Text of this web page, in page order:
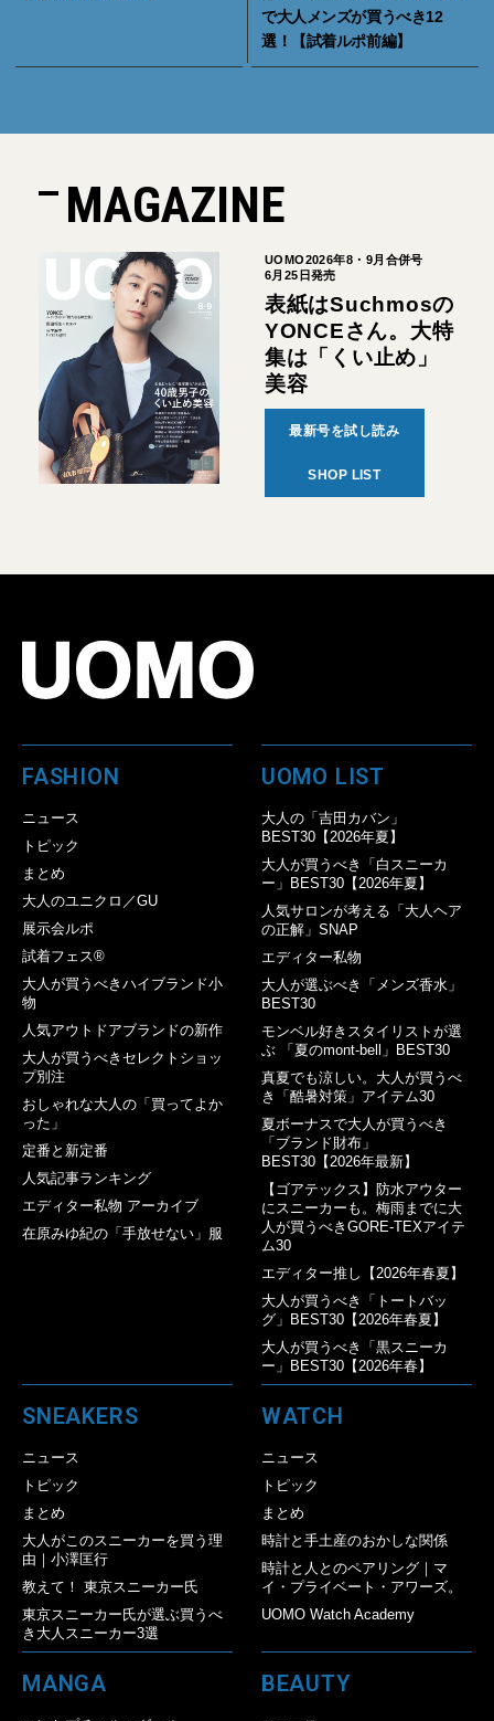
で大人メンズが買うべき12
選！【試着ルポ前編】
MAGAZINE
UOMO2026年8・9月合併号
6月25日発売
表紙はSuchmosの
YONCEさん。大特
集は「くい止め」
美容
最新号を試し読み
SHOP LIST
FASHION
ニュース
トピック
まとめ
大人のユニクロ／GU
展示会ルポ
試着フェス®︎
大人が買うべきハイブランド小
物
人気アウトドアブランドの新作
大人が買うべきセレクトショッ
プ別注
おしゃれな大人の「買ってよか
った」
定番と新定番
人気記事ランキング
エディター私物 アーカイブ
在原みゆ紀の「手放せない」服
UOMO LIST
大人の「吉田カバン」
BEST30【2026年夏】
大人が買うべき「白スニーカ
ー」BEST30【2026年夏】
人気サロンが考える「大人ヘア
の正解」SNAP
エディター私物
大人が選ぶべき「メンズ香水」
BEST30
モンベル好きスタイリストが選
ぶ 「夏のmont-bell」BEST30
真夏でも涼しい。大人が買うべ
き「酷暑対策」アイテム30
夏ボーナスで大人が買うべき
「ブランド財布」
BEST30【2026年最新】
【ゴアテックス】防水アウター
にスニーカーも。梅雨までに大
人が買うべきGORE-TEXアイテ
ム30
エディター推し【2026年春夏】
大人が買うべき「トートバッ
グ」BEST30【2026年春夏】
大人が買うべき「黒スニーカ
ー」BEST30【2026年春】
SNEAKERS
ニュース
トピック
まとめ
大人がこのスニーカーを買う理
由｜小澤匡行
教えて！ 東京スニーカー氏
東京スニーカー氏が選ぶ買うべ
き大人スニーカー3選
WATCH
ニュース
トピック
まとめ
時計と手土産のおかしな関係
時計と人とのペアリング｜マ
イ・プライベート・アワーズ。
UOMO Watch Academy
MANGA BEAUTY